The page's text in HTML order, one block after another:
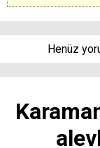
Henüz